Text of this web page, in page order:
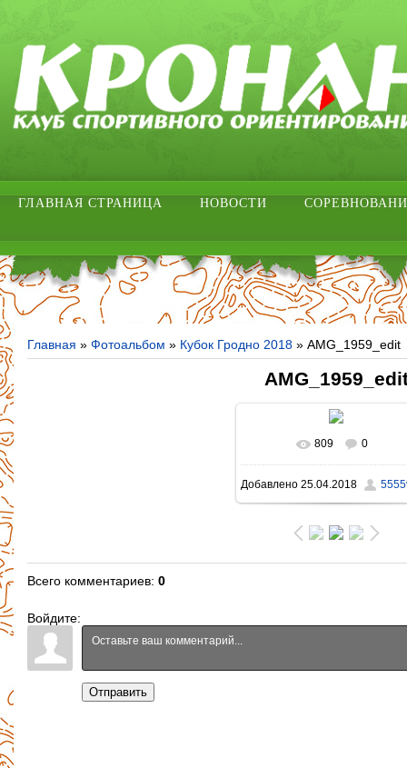
ГЛАВНАЯ СТРАНИЦА НОВОСТИ
Главная » Фотоальбом » Кубок Гродно 2018 » AMG_1959_edit
В реальном размере
1396x931/ 760.8Kb
809 0
Добавлено25.04.2018
Всего комментариев: 0
Войдите:
Отправить